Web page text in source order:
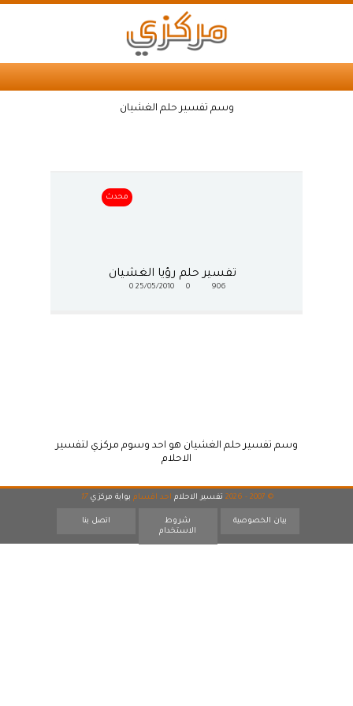
وسم تفسير حلم الغشيان
محدث
تفسير حلم رؤيا الغشيان
906
0
25/05/2010
0
وسم تفسير حلم الغشيان هو احد وسوم مركزي لتفسير
الاحلام
© 2007 - 2026 تفسير الاحلام احد اقسام بوابة مركزي 17
بيان الخصوصية
شروط
الاستخدام
اتصل بنا